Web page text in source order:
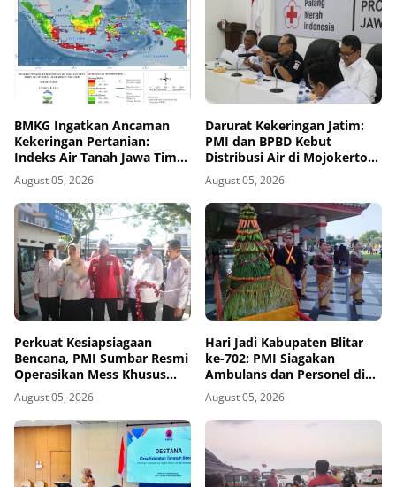
BMKG Ingatkan Ancaman
Kekeringan Pertanian:
Indeks Air Tanah Jawa Timur
Agustus 2026 Masuk
Kategori Kurang
August 05, 2026
Darurat Kekeringan Jatim:
PMI dan BPBD Kebut
Distribusi Air di Mojokerto-
Pasuruan
August 05, 2026
Perkuat Kesiapsiagaan
Bencana, PMI Sumbar Resmi
Operasikan Mess Khusus
Relawan Kemanusiaan
August 05, 2026
Hari Jadi Kabupaten Blitar
ke-702: PMI Siagakan
Ambulans dan Personel di
Area Pisowanan Agung
August 05, 2026